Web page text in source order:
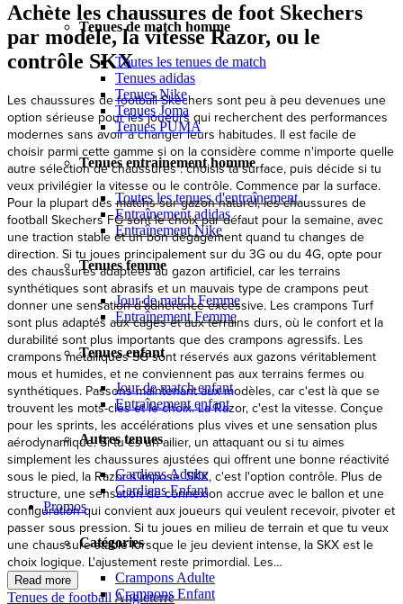
Tenues de match homme
Toutes les tenues de match
Tenues adidas
Tenues Nike
Tenues Joma
Tenues PUMA
Tenues entrainement homme
Toutes les tenues d'entraînement
Entraînement adidas
Entraînement Nike
Tenues femme
Jour de match Femme
Entraînement Femme
Tenues enfant
Jour de match enfant
Entraînement enfant
Autres tenues
Gardiens Adulte
Gardiens Enfant
Promos
Catégories
Crampons Adulte
Crampons Enfant
Achète les chaussures de foot Skechers
par modèle, la vitesse Razor, ou le
contrôle SKX
Tenues de football Angleterre